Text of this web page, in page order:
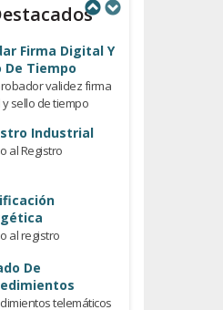
Firma Digital Y
De Tiempo
validez firma
y sello de tiempo
Industrial
al Registro
al registro
De
telemáticos
Previous